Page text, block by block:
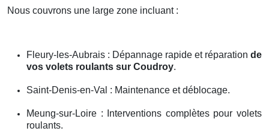
Nous couvrons une large zone incluant :
Fleury-les-Aubrais : Dépannage rapide et réparation de
vos volets roulants sur Coudroy.
Saint-Denis-en-Val : Maintenance et déblocage.
Meung-sur-Loire : Interventions complètes pour volets
roulants.